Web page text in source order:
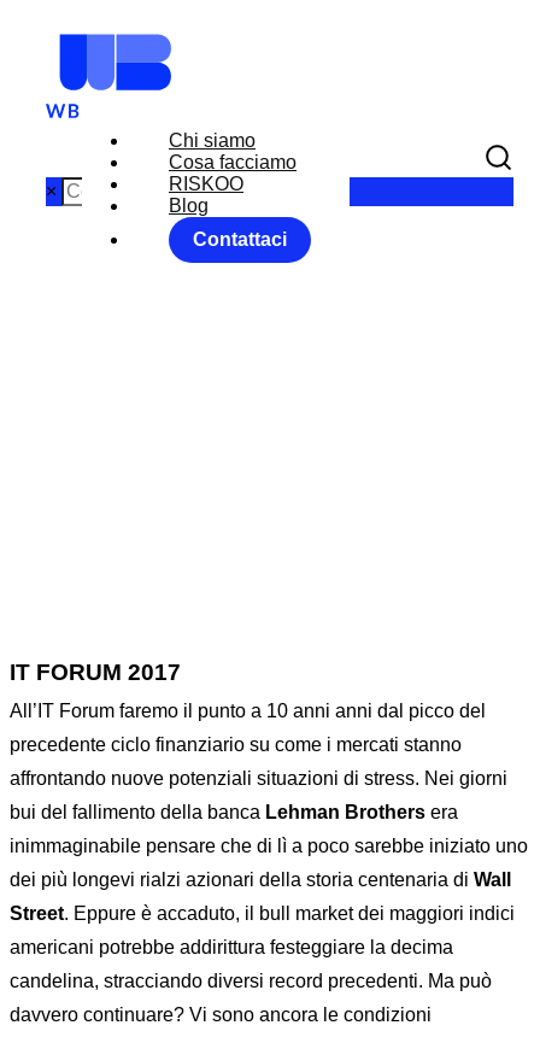
Chi siamo
Cosa facciamo
RISKOO
Blog
Contattaci
×
IT FORUM
IT FORUM 2017
All’IT Forum faremo il punto a 10 anni anni dal picco del
precedente ciclo finanziario su come i mercati stanno
affrontando nuove potenziali situazioni di stress. Nei giorni
bui del fallimento della banca Lehman Brothers era
inimmaginabile pensare che di lì a poco sarebbe iniziato uno
dei più longevi rialzi azionari della storia centenaria di Wall
Street. Eppure è accaduto, il bull market dei maggiori indici
americani potrebbe addirittura festeggiare la decima
candelina, stracciando diversi record precedenti. Ma può
davvero continuare? Vi sono ancora le condizioni